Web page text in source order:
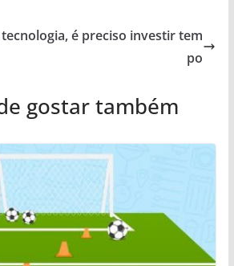
é preciso investir tem
po
gostar também